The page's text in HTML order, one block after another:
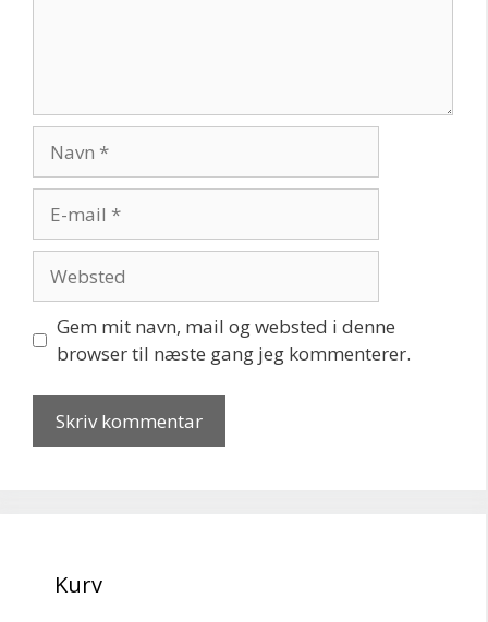
mail
Gem mit navn, mail og websted i denne
browser til næste gang jeg kommenterer.
Kurv